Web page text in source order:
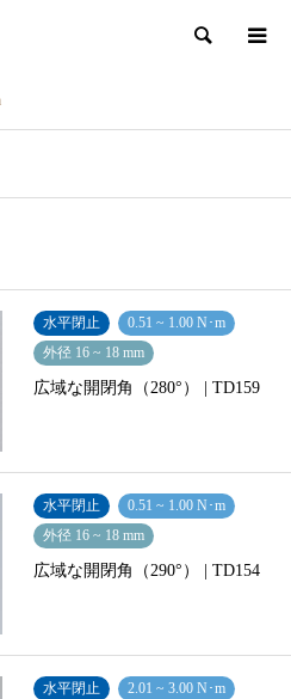
検索
水平閉止
0.51 ~ 1.00 N･m
外径 16 ~ 18 mm
広域な開閉角（280°） | TD159
水平閉止
0.51 ~ 1.00 N･m
外径 16 ~ 18 mm
広域な開閉角（290°） | TD154
水平閉止
2.01 ~ 3.00 N･m